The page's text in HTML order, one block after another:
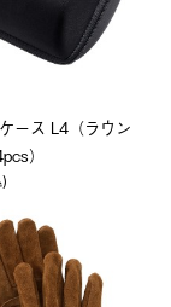
ース L4（ラウン
）